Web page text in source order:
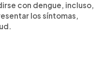
con dengue, incluso,
los síntomas,